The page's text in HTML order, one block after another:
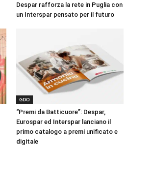
Despar rafforza la rete in Puglia con
un Interspar pensato per il futuro
GDO
“Premi da Batticuore”: Despar,
Eurospar ed Interspar lanciano il
primo catalogo a premi unificato e
digitale